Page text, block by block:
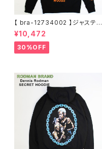
【 bra-12734002 】ジャスティ
ンティンバーレイク Justin Ran
dall Timberlake MAN OF T
HE WOODS パーカー フーディ
ー アーティスト スウェットパー
¥10,472
30%OFF